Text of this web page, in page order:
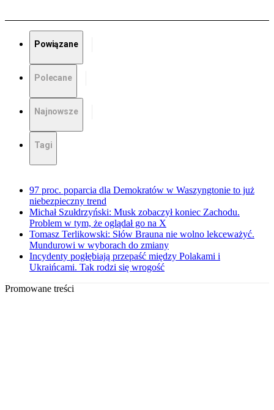
Powiązane
Polecane
Najnowsze
Tagi
97 proc. poparcia dla Demokratów w Waszyngtonie to już
niebezpieczny trend
Michał Szułdrzyński: Musk zobaczył koniec Zachodu.
Problem w tym, że oglądał go na X
Tomasz Terlikowski: Słów Brauna nie wolno lekceważyć.
Mundurowi w wyborach do zmiany
Incydenty pogłębiają przepaść między Polakami i
Ukraińcami. Tak rodzi się wrogość
Promowane treści